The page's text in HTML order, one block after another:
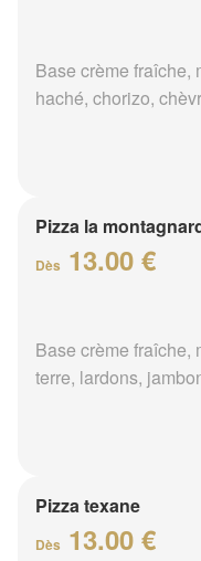
Base crème fraîche,
haché, chorizo,
Pizza la
Dès 13.00 €
Base crème fraîche,
terre, lardons,
Pizza texane
Dès 13.00 €